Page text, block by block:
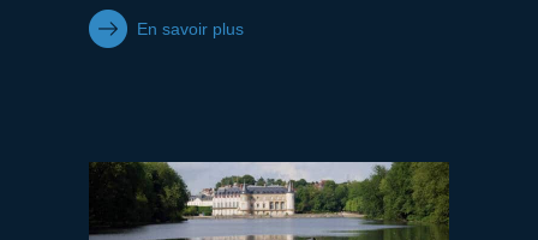
En savoir plus